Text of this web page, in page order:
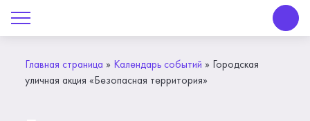
Главная страница » Календарь событий » Городская
уличная акция «Безопасная территория»
О Центре «КОНТАКТ»
Профсоюз